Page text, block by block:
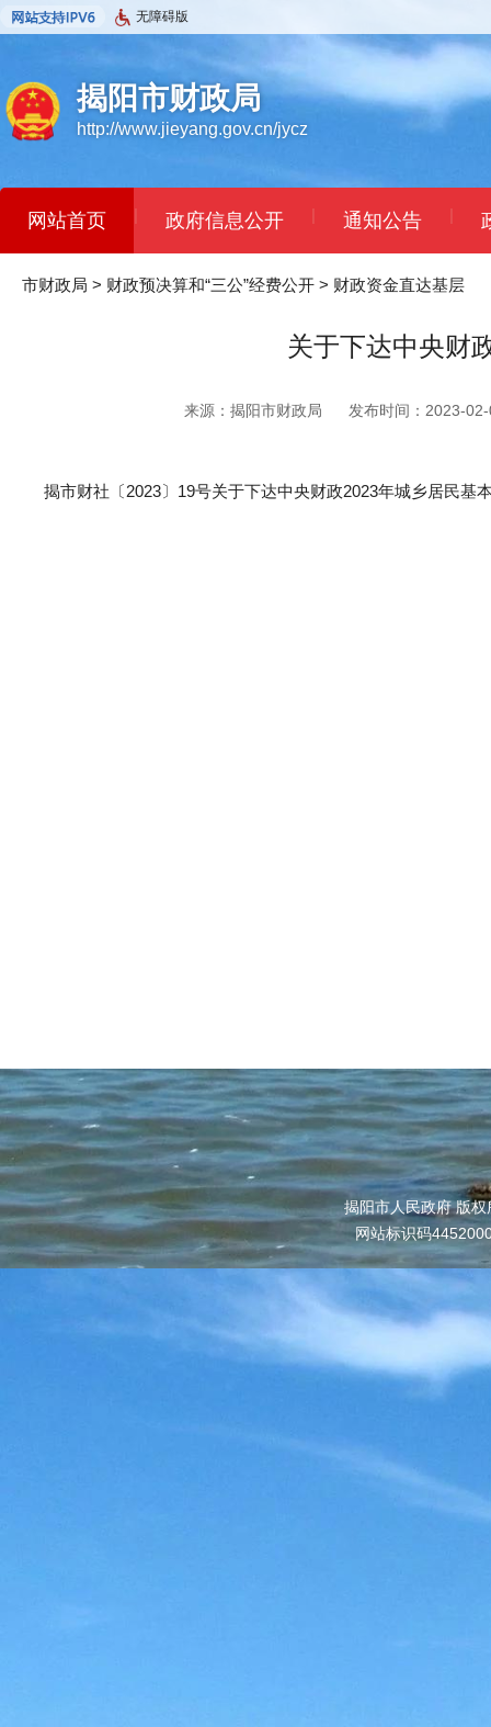
无障碍版
揭阳市财政局
http://www.jieyang.gov.cn/jycz
网站首页 | 政府信息公开 | 通知公告 |
市财政局 > 财政预决算和“三公”经费公开 > 财政资金直达基层
关于下达中央财
来源：揭阳市财政局 发布时间：2023-
揭市财社〔2023〕19号关于下达中央财政2023年城乡居民基
揭阳市人民政府 版
网站标识码